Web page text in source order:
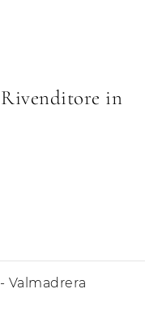
Valmadrera
in